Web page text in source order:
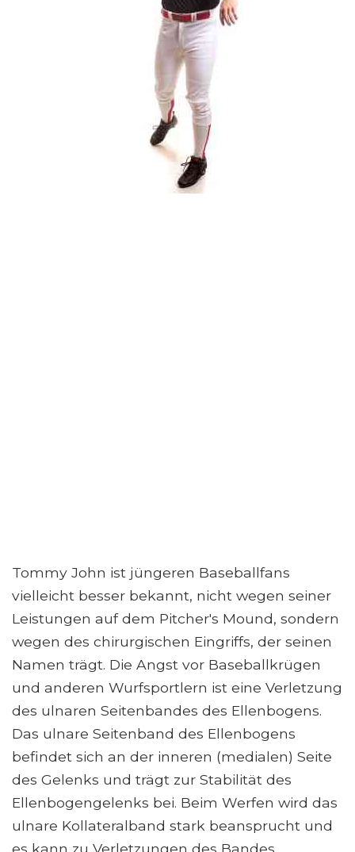
Tommy John ist jüngeren Baseballfans
vielleicht besser bekannt, nicht wegen seiner
Leistungen auf dem Pitcher's Mound, sondern
wegen des chirurgischen Eingriffs, der seinen
Namen trägt. Die Angst vor Baseballkrügen
und anderen Wurfsportlern ist eine Verletzung
des ulnaren Seitenbandes des Ellenbogens.
Das ulnare Seitenband des Ellenbogens
befindet sich an der inneren (medialen) Seite
des Gelenks und trägt zur Stabilität des
Ellenbogengelenks bei. Beim Werfen wird das
ulnare Kollateralband stark beansprucht und
es kann zu Verletzungen des Bandes